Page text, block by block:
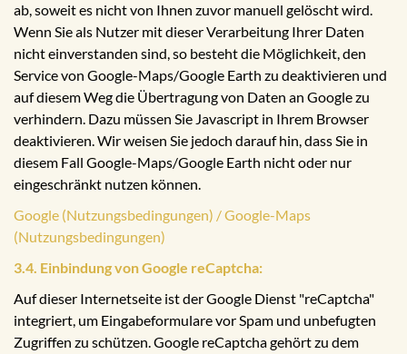
ab, soweit es nicht von Ihnen zuvor manuell gelöscht wird.
Wenn Sie als Nutzer mit dieser Verarbeitung Ihrer Daten
nicht einverstanden sind, so besteht die Möglichkeit, den
Service von Google-Maps/Google Earth zu deaktivieren und
auf diesem Weg die Übertragung von Daten an Google zu
verhindern. Dazu müssen Sie Javascript in Ihrem Browser
deaktivieren. Wir weisen Sie jedoch darauf hin, dass Sie in
diesem Fall Google-Maps/Google Earth nicht oder nur
eingeschränkt nutzen können.
Google (Nutzungsbedingungen) / Google-Maps
(Nutzungsbedingungen)
3.4. Einbindung von Google reCaptcha:
Auf dieser Internetseite ist der Google Dienst "reCaptcha"
integriert, um Eingabeformulare vor Spam und unbefugten
Zugriffen zu schützen. Google reCaptcha gehört zu dem